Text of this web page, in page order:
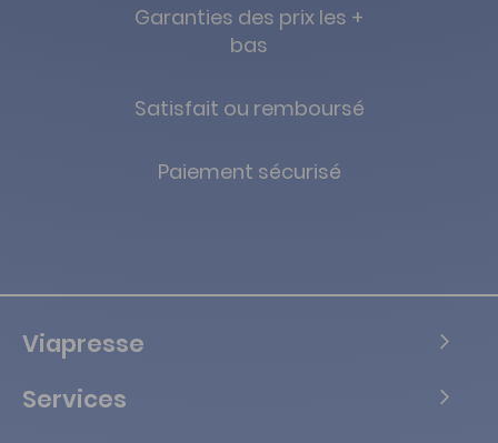
Garanties des prix les +
bas
Satisfait ou remboursé
Paiement sécurisé
Viapresse
Services